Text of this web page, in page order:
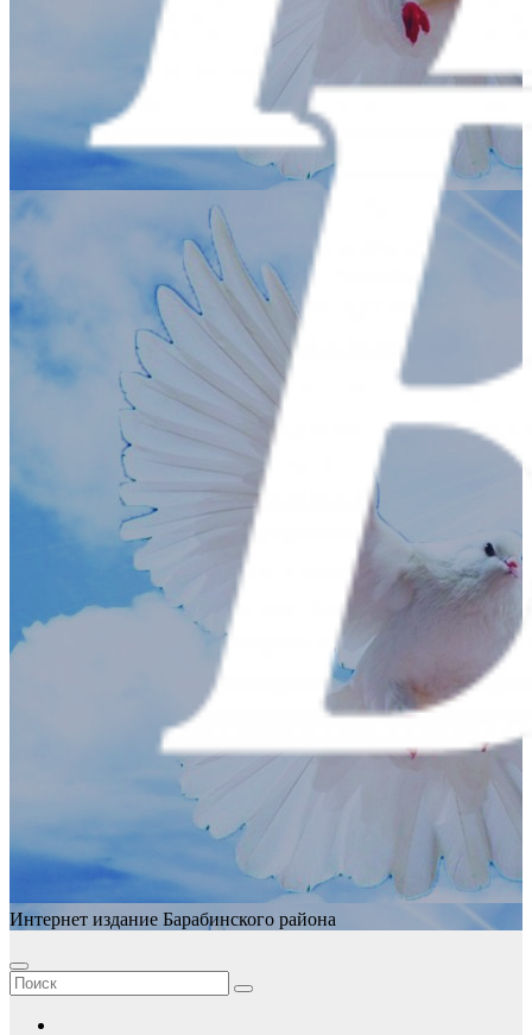
Интернет издание Барабинского района